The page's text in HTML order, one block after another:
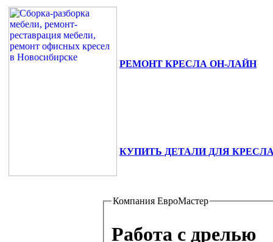
РЕМОНТ КРЕСЛА ОН-ЛАЙН
КУПИТЬ ДЕТАЛИ ДЛЯ
Компания ЕвроМастер
Работа с дрелью